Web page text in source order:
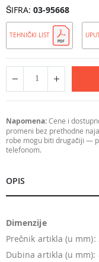
ŠIFRA 03-95668
TEHNIČKI LIST
Napomena:Cene i
promeni bez prethodne
robe mogu biti drugačiji —
telefonom.
OPIS
Dimenzije
Prečnik artikla (u mm):
Dubina artikla (u mm):